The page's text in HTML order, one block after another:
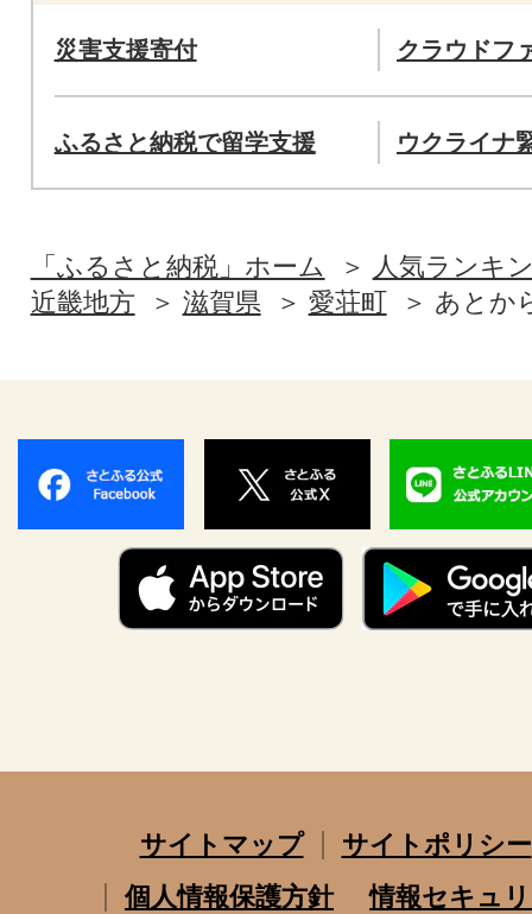
災害支援寄付 クラウドフ
ふるさと納税で留学支援 ウクライナ
「ふるさと納税」ホーム
人気ランキ
近畿地方
滋賀県 愛荘町 あとか
サイトマップ
サイトポリシー
個人情報保護方針
情報セキュ